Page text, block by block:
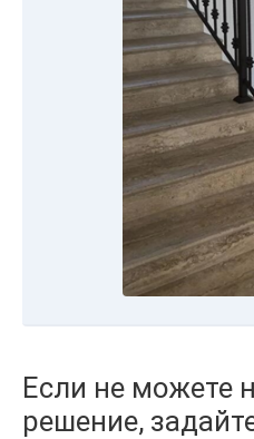
Если не можете
решение,